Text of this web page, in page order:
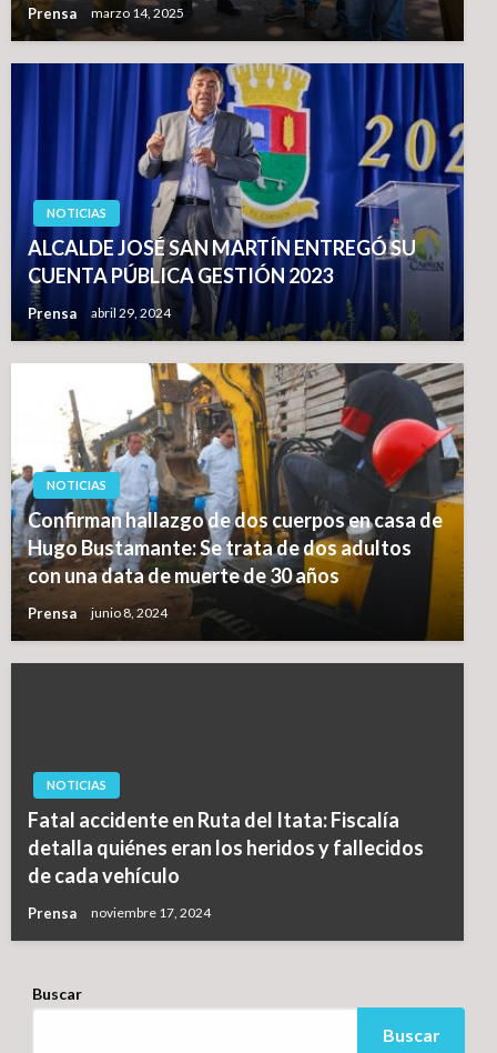
Prensa marzo 14, 2025
NOTICIAS
ALCALDE JOSÉ SAN MARTÍN ENTREGÓ SU
CUENTA PÚBLICA GESTIÓN 2023
Prensa abril 29, 2024
NOTICIAS
Confirman hallazgo de dos cuerpos en casa de
Hugo Bustamante: Se trata de dos adultos
con una data de muerte de 30 años
Prensa junio 8, 2024
NOTICIAS
Fatal accidente en Ruta del Itata: Fiscalía
detalla quiénes eran los heridos y fallecidos
de cada vehículo
Prensa noviembre 17, 2024
Buscar
Buscar